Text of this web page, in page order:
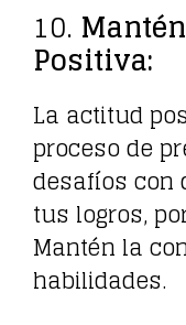
10.
Positiva:
La actitud
proceso de
desafíos con
tus logros,
Mantén la
habilidades.